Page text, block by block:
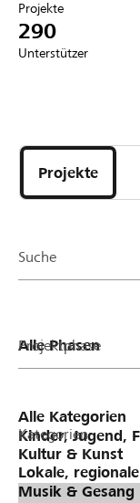
Anmelden
DE FR IT
Projekte
290
Unterstützer
Projekte
und
Organisationen
Projekte
Suche
Projektphase
Kategorien